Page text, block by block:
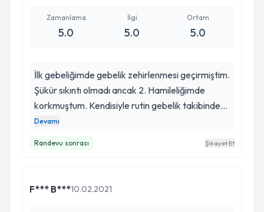
Zamanlama
5.0
İlgi
5.0
Ortam
5.0
İlk gebeliğimde gebelik zehirlenmesi geçirmiştim.
Şükür sıkıntı olmadı ancak 2. Hamileliğimde
korkmuştum. Kendisiyle rutin gebelik takibinde
tanıştım. Beni zamanında ve yerinde bir kaç
Devamı
Randevu sonrası Şikayet Et
F*** B***10.02.2021